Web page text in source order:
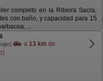
completo en la Ribeira Sacra,
con baño, y capacidad para 15
...
a 13 km de